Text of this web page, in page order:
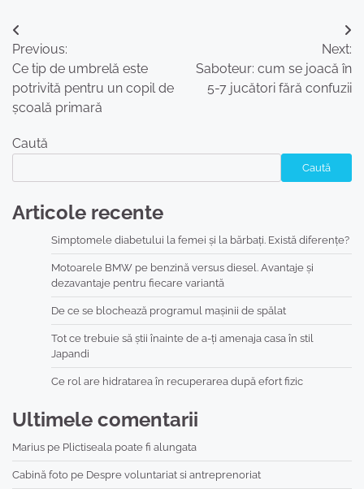
Navigare
în
articole
Previous:
Ce tip de umbrelă este
potrivită pentru un copil de
școală primară
Next:
Saboteur: cum se joacă în
5-7 jucători fără confuzii
Caută
Caută
Articole recente
Simptomele diabetului la femei și la bărbați. Există diferențe?
Motoarele BMW pe benzină versus diesel. Avantaje și
dezavantaje pentru fiecare variantă
De ce se blochează programul mașinii de spălat
Tot ce trebuie să știi înainte de a-ți amenaja casa în stil
Japandi
Ce rol are hidratarea în recuperarea după efort fizic
Ultimele comentarii
Marius pe Plictiseala poate fi alungata
Cabină foto pe Despre voluntariat si antreprenoriat